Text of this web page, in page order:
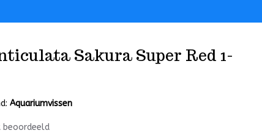
Sakura Super Red 1-
Aquariumvissen
beoordeeld